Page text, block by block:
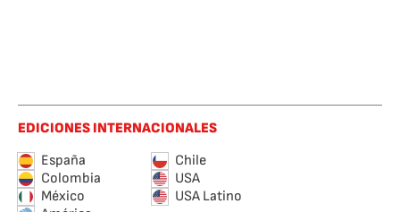
EDICIONES INTERNACIONALES
España
Chile
Colombia
USA
México
USA Latino